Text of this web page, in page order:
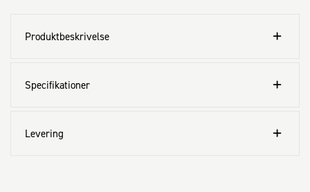
Produktbeskrivelse
Specifikationer
Levering